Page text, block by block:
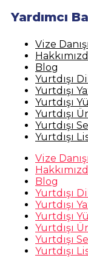
Yardımcı
Vize
Blog
Yurtdışı
Yurtdışı
Yurtdışı
Yurtdışı
Yurtdışı
Yurtdışı
Vize
Blog
Yurtdışı
Yurtdışı
Yurtdışı
Yurtdışı
Yurtdışı
Yurtdışı